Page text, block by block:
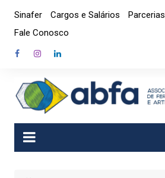
content
Sinafer Cargos e Salários Parcerias
Fale Conosco